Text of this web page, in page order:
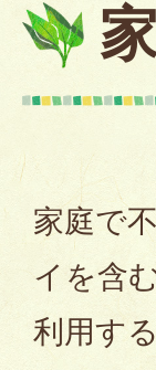
家庭で
イを含
利用す